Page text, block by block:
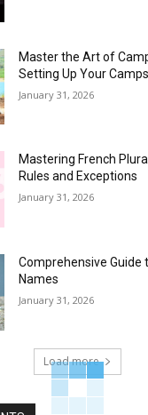
Master the Art of
Setting Up Your
January 31, 2026
Mastering French
Rules and Exceptions
January 31, 2026
Comprehensive Guide
Names
January 31, 2026
Load more